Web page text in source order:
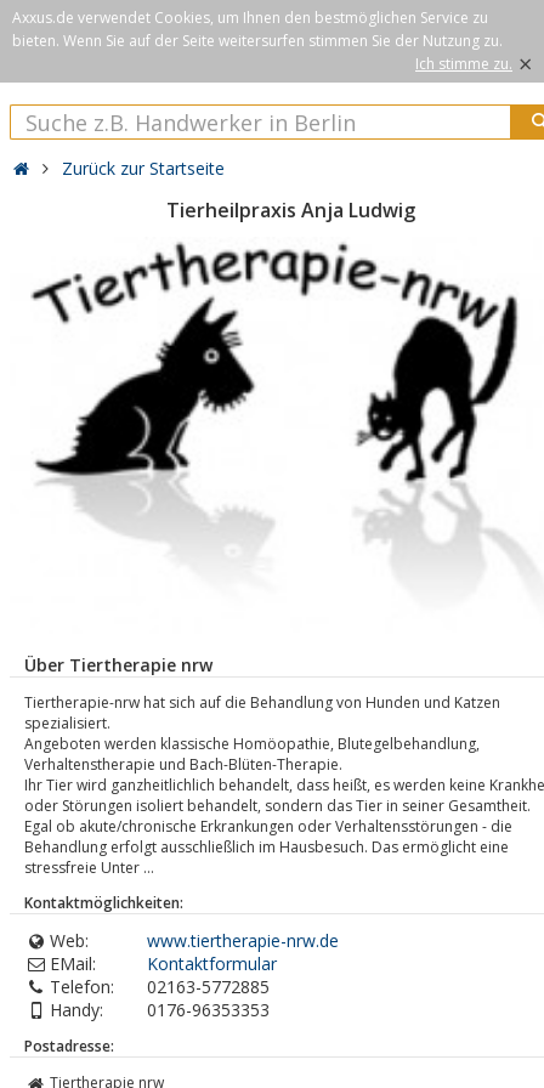
Axxus.de verwendet Cookies, um Ihnen den bestmöglichen Service zu
bieten. Wenn Sie auf der Seite weitersurfen stimmen Sie der Nutzung zu.
Ich stimme zu. ×
Zurück zur Startseite
Tierheilpraxis Anja Ludwig
Über Tiertherapie nrw
Tiertherapie-nrw hat sich auf die Behandlung von Hunden und Katzen
spezialisiert.
Angeboten werden klassische Homöopathie, Blutegelbehandlung,
Verhaltenstherapie und Bach-Blüten-Therapie.
Ihr Tier wird ganzheitlichlich behandelt, dass heißt, es werden keine
oder Störungen isoliert behandelt, sondern das Tier in seiner Gesamtheit.
Egal ob akute/chronische Erkrankungen oder Verhaltensstörungen - die
Behandlung erfolgt ausschließlich im Hausbesuch. Das ermöglicht eine
stressfreie Unter ...
Kontaktmöglichkeiten:
Web:
www.tiertherapie-nrw.de
EMail:
Kontaktformular
Telefon:
02163-5772885
Handy:
0176-96353353
Postadresse:
Tiertherapie nrw